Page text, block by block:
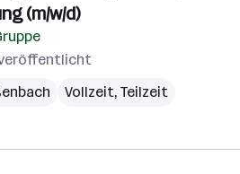
(m/w/d)
veröffentlicht
Vollzeit, Teilzeit